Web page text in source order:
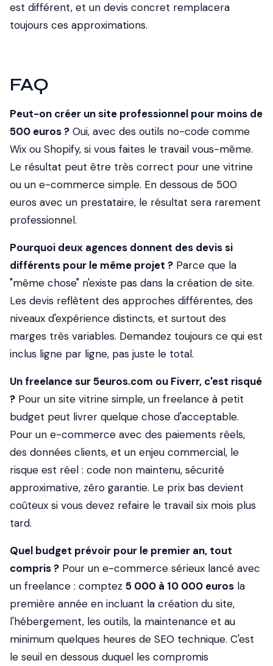
est différent, et un devis concret remplacera
toujours ces approximations.
FAQ
Peut-on créer un site professionnel pour moins de
500 euros ? Oui, avec des outils no-code comme
Wix ou Shopify, si vous faites le travail vous-même.
Le résultat peut être très correct pour une vitrine
ou un e-commerce simple. En dessous de 500
euros avec un prestataire, le résultat sera rarement
professionnel.
Pourquoi deux agences donnent des devis si
différents pour le même projet ? Parce que la
"même chose" n'existe pas dans la création de site.
Les devis reflètent des approches différentes, des
niveaux d'expérience distincts, et surtout des
marges très variables. Demandez toujours ce qui est
inclus ligne par ligne, pas juste le total.
Un freelance sur 5euros.com ou Fiverr, c'est risqué
? Pour un site vitrine simple, un freelance à petit
budget peut livrer quelque chose d'acceptable.
Pour un e-commerce avec des paiements réels,
des données clients, et un enjeu commercial, le
risque est réel : code non maintenu, sécurité
approximative, zéro garantie. Le prix bas devient
coûteux si vous devez refaire le travail six mois plus
tard.
Quel budget prévoir pour le premier an, tout
compris ? Pour un e-commerce sérieux lancé avec
un freelance : comptez 5 000 à 10 000 euros la
première année en incluant la création du site,
l'hébergement, les outils, la maintenance et au
minimum quelques heures de SEO technique. C'est
le seuil en dessous duquel les compromis